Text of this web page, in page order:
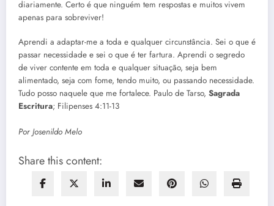
diariamente. Certo é que ninguém tem respostas e muitos vivem
apenas para sobreviver!
Aprendi a adaptar-me a toda e qualquer circunstância. Sei o que é
passar necessidade e sei o que é ter fartura. Aprendi o segredo
de viver contente em toda e qualquer situação, seja bem
alimentado, seja com fome, tendo muito, ou passando necessidade.
Tudo posso naquele que me fortalece. Paulo de Tarso, Sagrada
Escritura; Filipenses 4:11-13
Por Josenildo Melo
Share this content: